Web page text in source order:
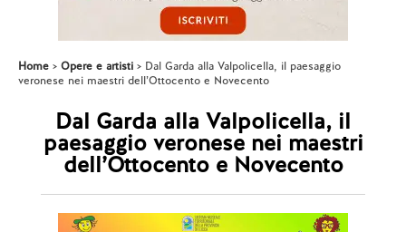
Home Opere e artisti
Dal Garda alla Valpolicella, il paesaggio
veronese nei maestri dell’Ottocento e Novecento
Dal Garda alla Valpolicella, il
paesaggio veronese nei maestri
dell’Ottocento e Novecento